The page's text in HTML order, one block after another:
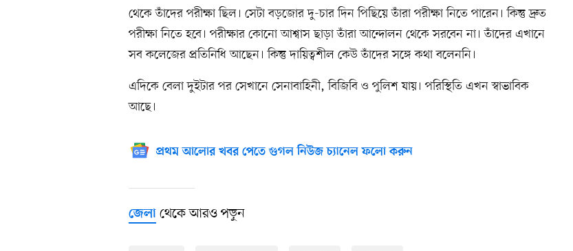
থেকে তাঁদের পরীক্ষা ছিল। সেটা বড়জোর দু-চার দিন পিছিয়ে তাঁরা পরীক্ষা নিতে পারেন। কিন্তু দ্রুত
পরীক্ষা নিতে হবে। পরীক্ষার কোনো আশ্বাস ছাড়া তাঁরা আন্দোলন থেকে সরবেন না। তাঁদের এখানে
সব কলেজের প্রতিনিধি আছেন। কিন্তু দায়িত্বশীল কেউ তাঁদের সঙ্গে কথা বলেননি।
এদিকে বেলা দুইটার পর সেখানে সেনাবাহিনী, বিজিবি ও পুলিশ যায়। পরিস্থিতি এখন স্বাভাবিক
আছে।
প্রথম আলোর খবর পেতে গুগল নিউজ চ্যানেল ফলো করুন
জেলা থেকে আরও পড়ুন